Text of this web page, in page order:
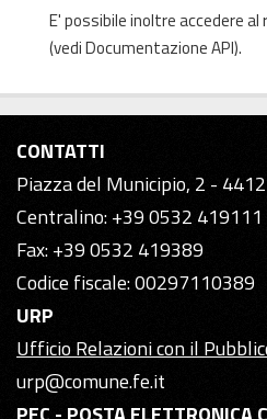
E' possibile inoltre accedere
(vediDocumentazione API).
CONTATTI
Piazza del Municipio, 2 -
Centralino: +39 0532 419111
Fax: +39 0532 419389
Codice fiscale: 00297110389
URP
Ufficio Relazioni con il
urp@comune.fe.it